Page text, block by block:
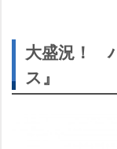
大盛況！
ス』